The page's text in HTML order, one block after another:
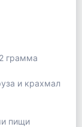
грамма
и крахмал
пищи